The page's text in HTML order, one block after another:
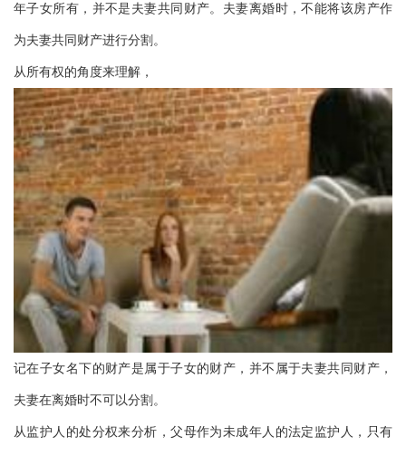
年子女所有，并不是夫妻共同财产。夫妻离婚时，不能将该房产作
为夫妻共同财产进行分割。
从所有权的角度来理解，
记在子女名下的财产是属于子女的财产，并不属于夫妻共同财产，
夫妻在离婚时不可以分割。
从监护人的处分权来分析，父母作为未成年人的法定监护人，只有